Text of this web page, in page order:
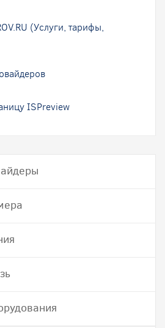
(Услуги, тарифы,
ISPreview